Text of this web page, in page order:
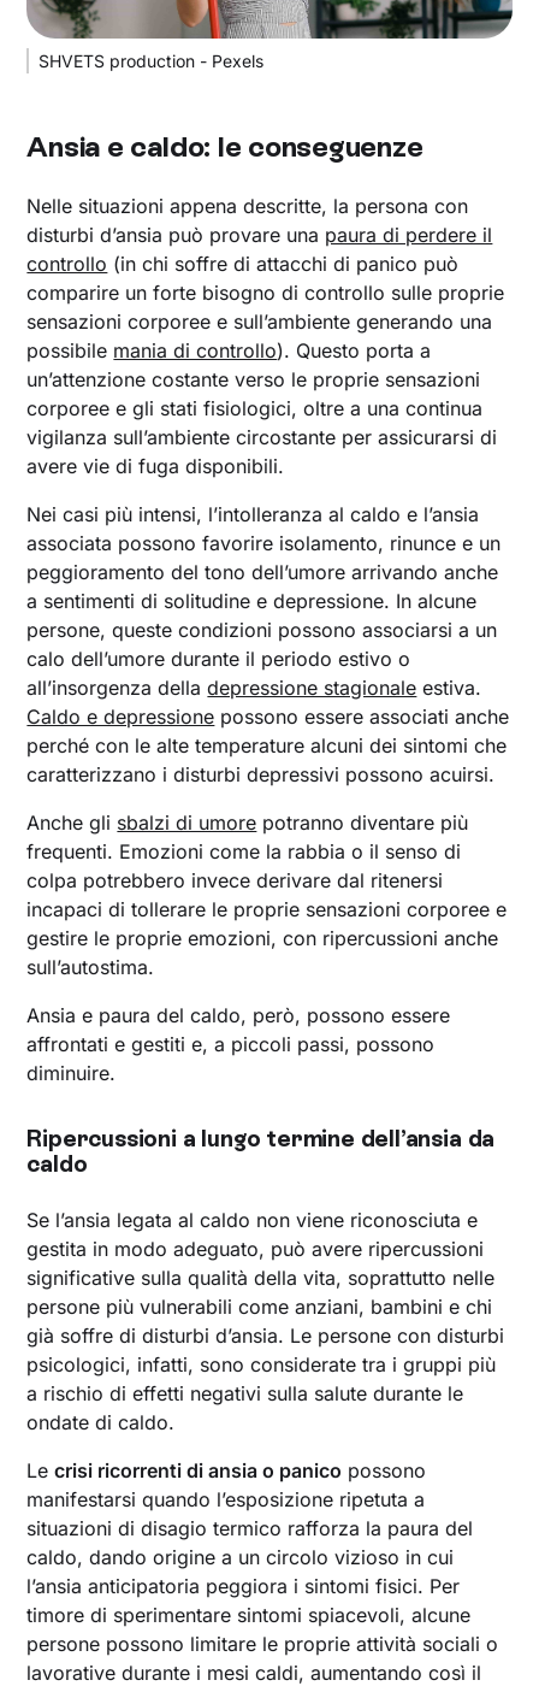
SHVETS production - Pexels
Ansia e caldo: le conseguenze
Nelle situazioni appena descritte, la persona con
disturbi d’ansia può provare una paura di perdere il
controllo (in chi soffre di attacchi di panico può
comparire un forte bisogno di controllo sulle proprie
sensazioni corporee e sull’ambiente generando una
possibile mania di controllo). Questo porta a
un’attenzione costante verso le proprie sensazioni
corporee e gli stati fisiologici, oltre a una continua
vigilanza sull’ambiente circostante per assicurarsi di
avere vie di fuga disponibili.
Nei casi più intensi, l’intolleranza al caldo e l’ansia
associata possono favorire isolamento, rinunce e un
peggioramento del tono dell’umore arrivando anche
a sentimenti di solitudine e depressione. In alcune
persone, queste condizioni possono associarsi a un
calo dell’umore durante il periodo estivo o
all’insorgenza delladepressione stagionale estiva.
Caldo e depressione possono essere associati anche
perché con le alte temperature alcuni dei sintomi che
caratterizzano i disturbi depressivi possono acuirsi.
Anche gli sbalzi di umore potranno diventare più
frequenti. Emozioni come la rabbia o il senso di
colpa potrebbero invece derivare dal ritenersi
incapaci di tollerare le proprie sensazioni corporee e
gestire le proprie emozioni, con ripercussioni anche
sull’autostima.
Ansia e paura del caldo, però, possono essere
affrontati e gestiti e, a piccoli passi, possono
diminuire.
Ripercussioni a lungo termine dell’ansia da
caldo
Se l’ansia legata al caldo non viene riconosciuta e
gestita in modo adeguato, può avere ripercussioni
significative sulla qualità della vita, soprattutto nelle
persone più vulnerabili come anziani, bambini e chi
già soffre di disturbi d’ansia. Le persone con disturbi
psicologici, infatti, sono considerate tra i gruppi più
a rischio di effetti negativi sulla salute durante le
ondate di caldo.
Lecrisi ricorrenti di ansia o panico possono
manifestarsi quando l’esposizione ripetuta a
situazioni di disagio termico rafforza la paura del
caldo, dando origine a un circolo vizioso in cui
l’ansia anticipatoria peggiora i sintomi fisici. Per
timore di sperimentare sintomi spiacevoli, alcune
persone possono limitare le proprie attività sociali o
lavorative durante i mesi caldi, aumentando così il